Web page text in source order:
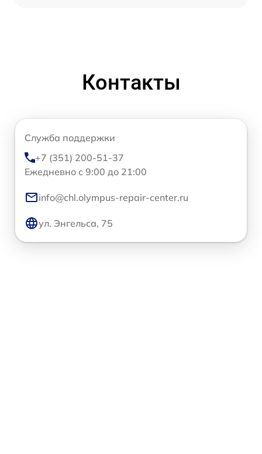
Контакты
Служба поддержки
+7 (351) 200-51-37
Ежедневно с 9:00 до 21:00
info@chl.olympus-repair-center.ru
ул. Энгельса, 75